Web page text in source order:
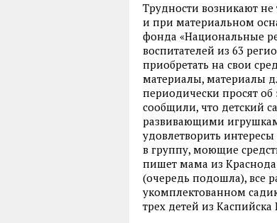
Трудности возникают
и при материальном
фонда «Национальные
воспитателей из 63
приобретать на свои
материалы, материалы
периодически просят
сообщили, что детский
развивающими
удовлетворить
в группу, моющие
пишет мама из
(очередь подошла), все
укомплектованном
трех детей из Каспийска